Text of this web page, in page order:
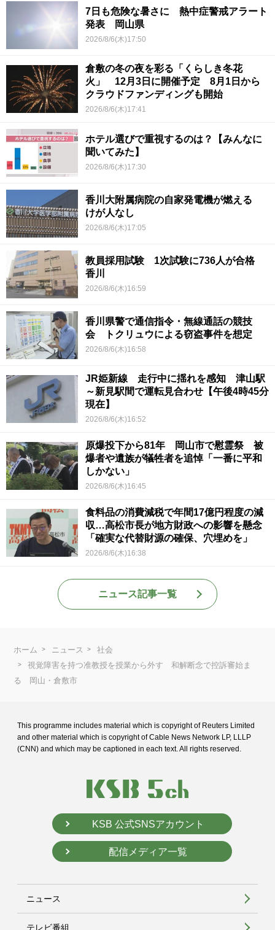
7日も危険な暑さに 熱中症警戒アラート
発表 岡山県
2026/8/6(木)17:50
倉敷の冬の夜を彩る「くらしき冬花
火」 12月3日に開催予定 8月1日から
クラウドファンディングも開始
2026/8/6(木)17:41
ホテル選びで重視するのは？【みんなに
聞いてみた】
2026/8/6(木)17:30
香川大附属病院の自家発電機が燃える
けが人なし
2026/8/6(木)17:05
教員採用試験 1次試験に736人が合格
香川
2026/8/6(木)16:59
香川県警で通信指令・無線通話の競技
会 トクリュウによる窃盗事件を想定
2026/8/6(木)16:58
JR姫新線 走行中に揺れを感知 津山駅
～新見駅間で運転見合わせ【午後4時45分
現在】
2026/8/6(木)16:52
原爆投下から81年 岡山市で慰霊祭 被
爆者や遺族が犠牲者を追悼「一番に平和
しかない」
2026/8/6(木)16:45
食料品の消費減税で年間17億円程度の減
収…高松市長が地方財政への影響を懸念
「確実な代替財源の確保、穴埋めを」
2026/8/6(木)16:38
ニュース記事一覧
ホーム ニュース
社会
視覚障害を持つ准教授を授業から外す 和解断念で控訴審始ま
る 岡山・倉敷市
This programme includes material which is copyright of Reuters Limited
and other material which is copyright of Cable News Network LP, LLLP
(CNN) and which may be captioned in each text. All rights reserved.
KSB 公式SNSアカウント
配信メディア一覧
ニュース
テレビ番組